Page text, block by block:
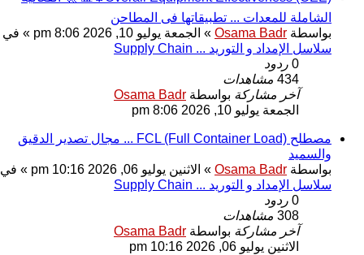
الشاملة للمعدات ... تطبيقاتها فى المطاحن
بواسطة Osama Badr » الجمعة يوليو 10, 2026 8:06 pm » في
سلاسل الإمداد و التوريد ... Supply Chain
0 ردود
434 مشاهدات
آخر مشاركة بواسطة Osama Badr
الجمعة يوليو 10, 2026 8:06 pm
مصطلح FCL (Full Container Load) ... مجال تصدير الدقيق
والسميد
بواسطة Osama Badr » الاثنين يوليو 06, 2026 10:16 pm » في
سلاسل الإمداد و التوريد ... Supply Chain
0 ردود
308 مشاهدات
آخر مشاركة بواسطة Osama Badr
الاثنين يوليو 06, 2026 10:16 pm